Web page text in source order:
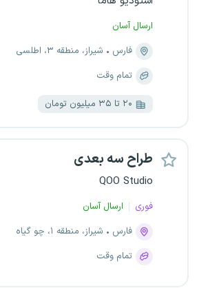
ارسال آسان
فارس
شیراز، منطقه ۳، اطلسی
تمام وقت
۲۰ تا ۳۵ میلیون تومان
طراح سه بعدی
QOO Studio
فوری
ارسال آسان
فارس
شیراز، منطقه ۱، چو گیاه
تمام وقت